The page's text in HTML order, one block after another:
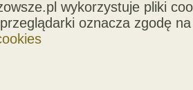
wykorzystuje pliki
oznacza zgodę